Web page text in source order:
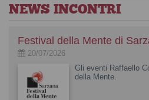
NEWS INCONTRI
Festival della Mente di
20/07/2026
Gli eventi Raffaello
della Mente.